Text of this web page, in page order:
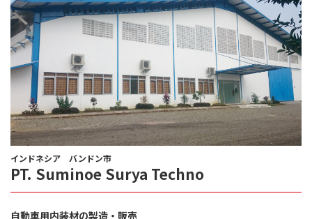
インドネシア バンドン市
PT. Suminoe Surya Techno
自動車用内装材の製造・販売